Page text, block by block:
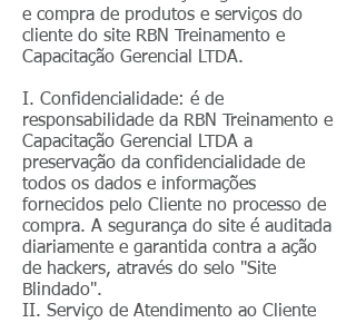
e compra de produtos e serviços do
cliente do site RBN Treinamento e
Capacitação Gerencial LTDA.
I. Confidencialidade: é de
responsabilidade da RBN Treinamento e
Capacitação Gerencial LTDA a
preservação da confidencialidade de
todos os dados e informações
fornecidos pelo Cliente no processo de
compra. A segurança do site é auditada
diariamente e garantida contra a ação
de hackers, através do selo "Site
Blindado".
II. Serviço de Atendimento ao Cliente